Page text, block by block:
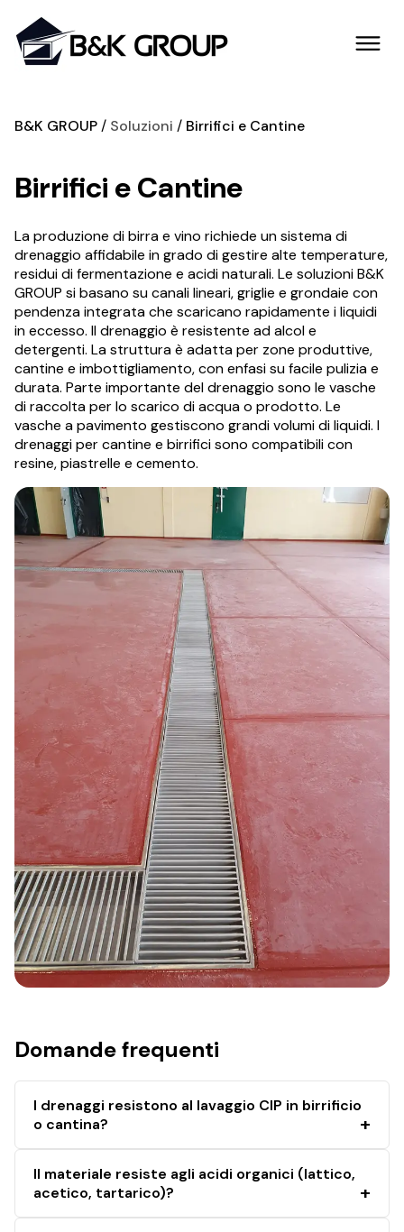
B&K GROUP Soluzioni Birrifici e Cantine
Birrifici e Cantine
La produzione di birra e vino richiede un sistema di
drenaggio affidabile in grado di gestire alte temperature,
residui di fermentazione e acidi naturali. Le soluzioni B&K
GROUP si basano su canali lineari, griglie e grondaie con
pendenza integrata che scaricano rapidamente i liquidi
in eccesso. Il drenaggio è resistente ad alcol e
detergenti. La struttura è adatta per zone produttive,
cantine e imbottigliamento, con enfasi su facile pulizia e
durata. Parte importante del drenaggio sono le vasche
di raccolta per lo scarico di acqua o prodotto. Le
vasche a pavimento gestiscono grandi volumi di liquidi. I
drenaggi per cantine e birrifici sono compatibili con
resine, piastrelle e cemento.
Domande frequenti
I drenaggi resistono al lavaggio CIP in birrificio
o cantina?
Il materiale resiste agli acidi organici (lattico,
acetico, tartarico)?